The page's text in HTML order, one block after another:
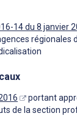
14 du 8 janvier
régionales
portant
de la section